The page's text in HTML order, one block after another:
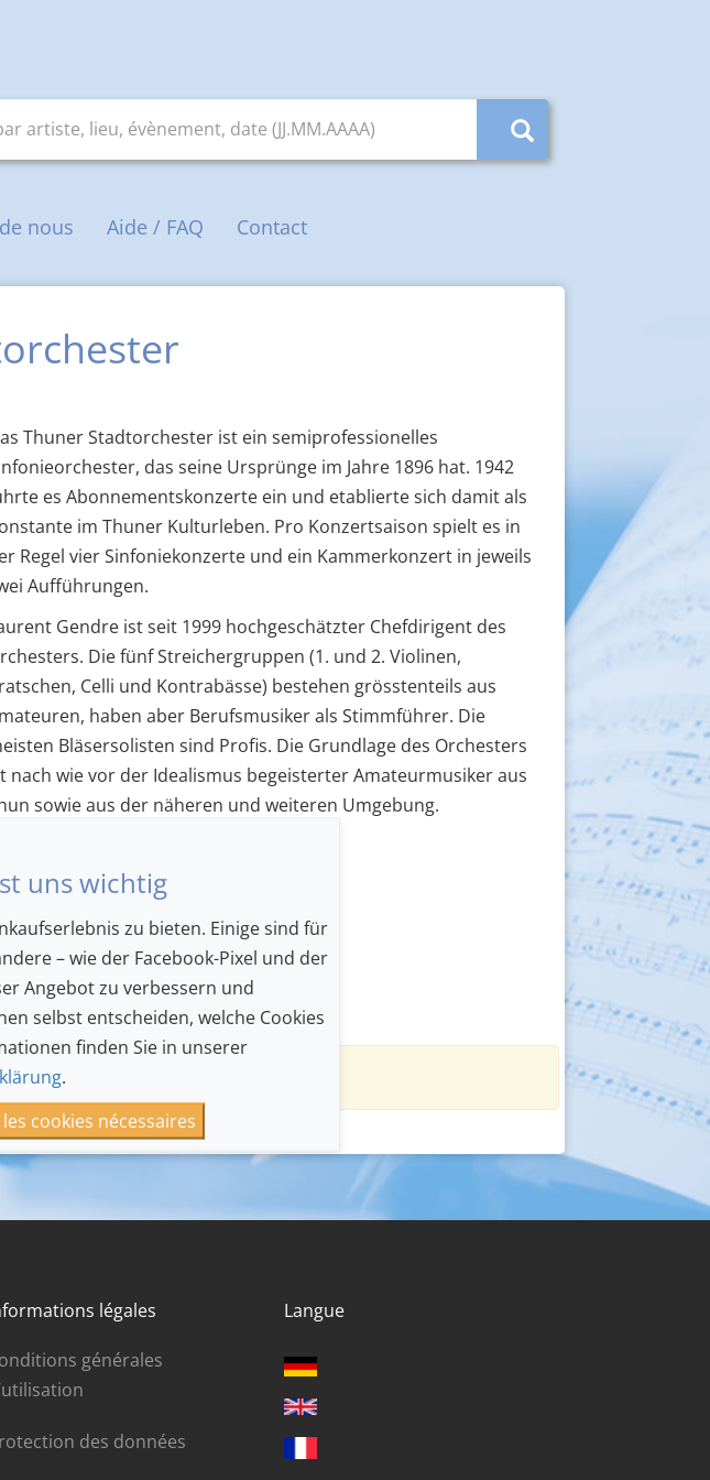
nous Aide / FAQ Contact
Thuner Stadtorchester ist ein semiprofessionelles
das seine Ursprünge im Jahre 1896 hat. 1942
es Abonnementskonzerte ein und etablierte sich damit als
im Thuner Kulturleben. Pro Konzertsaison spielt es in
Regel vier Sinfoniekonzerte und ein Kammerkonzert in jeweils
Aufführungen.
Gendre ist seit 1999 hochgeschätzter Chefdirigent des
Die fünf Streichergruppen (1. und 2. Violinen,
Celli und Kontrabässe) bestehen grösstenteils aus
haben aber Berufsmusiker als Stimmführer. Die
Bläsersolisten sind Profis. Die Grundlage des Orchesters
nach wie vor der Idealismus begeisterter Amateurmusiker aus
sowie aus der näheren und weiteren Umgebung.
pas d'évènements.
légales
générales
des données
Langue
uns wichtig
zu bieten. Einige sind für
– wie der Facebook-Pixel und der
Angebot zu verbessern und
selbst entscheiden, welche Cookies
finden Sie in unserer
.
cookies nécessaires